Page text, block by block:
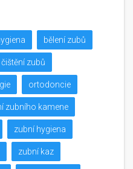
bělení zubů
čištění zubů
ortodoncie
zubního kamene
zubní hygiena
zubní kaz